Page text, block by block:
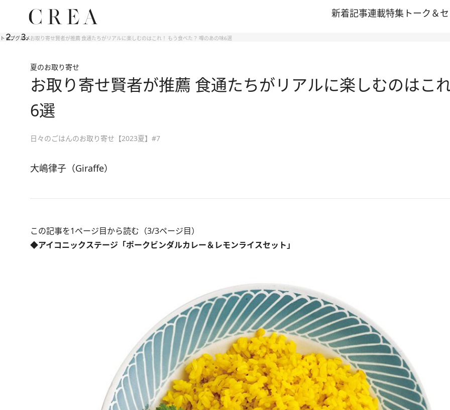
新着記事連載特集 トーク＆
トップグルメお取り寄せ賢者が推薦 食通たちがリアルに楽しむのはこれ！ もう食べた？ 噂のあの味6選
夏のお取り寄せ
お取り寄せ賢者が推薦 食通たちがリアルに楽しむのはこ
6選
日々のごはんのお取り寄せ【2023夏】#7
大嶋律子（Giraffe）
この記事を1ページ目から読む（3/3ページ目）
◆アイコニックステージ「ポークビンダルカレー＆レモンライスセット」